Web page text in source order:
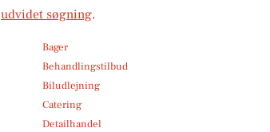
udvidet søgning.
Bager
Behandlingstilbud
Biludlejning
Catering
Detailhandel